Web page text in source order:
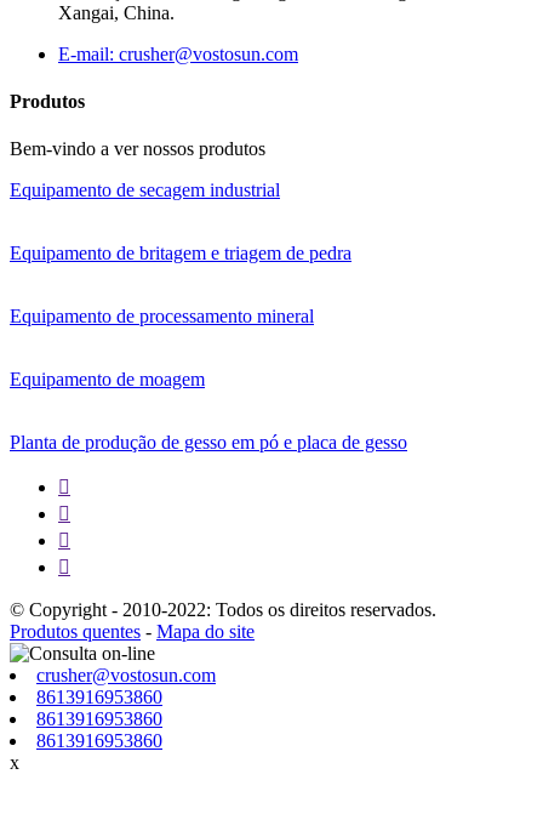
Xangai, China.
E-mail: crusher@vostosun.com
Produtos
Bem-vindo a ver nossos produtos
Equipamento de secagem industrial
Equipamento de britagem e triagem de pedra
Equipamento de processamento mineral
Equipamento de moagem
Planta de produção de gesso em pó e placa de gesso




© Copyright - 2010-2022: Todos os direitos reservados.
Produtos quentes - Mapa do site
crusher@vostosun.com
8613916953860
8613916953860
8613916953860
x